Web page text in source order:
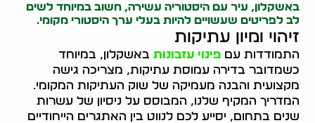
באשקלון, עיר עם היסטוריה עשירה, חשוב במיוחד לשים
לב לפריטים שעשויים להיות בעלי ערך היסטורי מקומי.
זיהוי ומיון עתיקות
התמודדות עםפינוי עזבונות באשקלון, במיוחד
כשמדובר בדירה עמוסת עתיקות, מצריכה גישה
מקצועית והבנה מעמיקה של שוק העתיקות המקומי.
המדריך המקיף שלנו, המבוסס על ניסיון של עשרות
שנים בתחום, יסייע לכם לנווט בין האתגרים הייחודיים